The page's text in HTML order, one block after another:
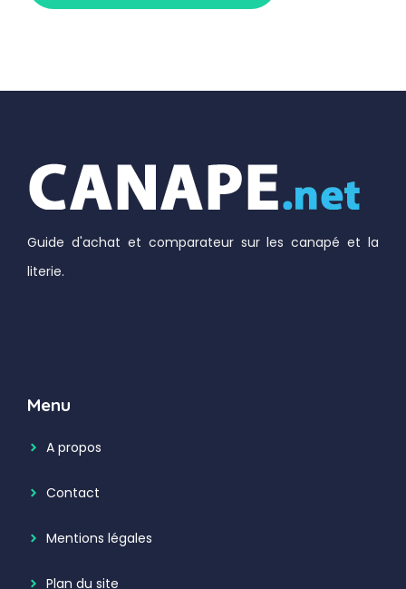
Guide d'achat et comparateur sur les canapé et la
literie.
Menu
A propos
Contact
Mentions légales
Plan du site